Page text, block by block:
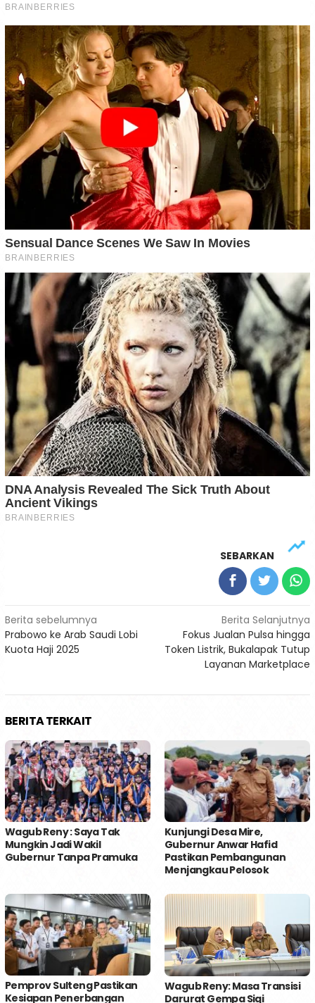
SEBARKAN
Navigasi
pos
Berita sebelumnya
Prabowo ke Arab Saudi Lobi
Kuota Haji 2025
Berita Selanjutnya
Fokus Jualan Pulsa hingga
Token Listrik, Bukalapak Tutup
Layanan Marketplace
BERITA TERKAIT
Wagub Reny : Saya Tak
Mungkin Jadi Wakil
Gubernur Tanpa Pramuka
Kunjungi Desa Mire,
Gubernur Anwar Hafid
Pastikan Pembangunan
Menjangkau Pelosok
Pemprov Sulteng Pastikan
Kesiapan Penerbangan
Wagub Reny: Masa Transisi
Darurat Gempa Sigi